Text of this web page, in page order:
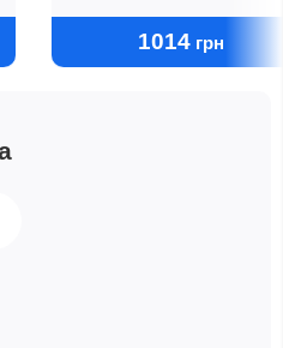
1014 грн